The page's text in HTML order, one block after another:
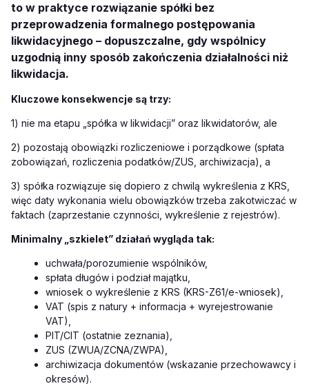
to w praktyce rozwiązanie spółki bez
przeprowadzenia formalnego postępowania
likwidacyjnego – dopuszczalne, gdy wspólnicy
uzgodnią inny sposób zakończenia działalności niż
likwidacja.
Kluczowe konsekwencje są trzy:
1) nie ma etapu „spółka w likwidacji” oraz likwidatorów, ale
2) pozostają obowiązki rozliczeniowe i porządkowe (spłata
zobowiązań, rozliczenia podatków/ZUS, archiwizacja), a
3) spółka rozwiązuje się dopiero z chwilą wykreślenia z KRS,
więc daty wykonania wielu obowiązków trzeba zakotwiczać w
faktach (zaprzestanie czynności, wykreślenie z rejestrów).
Minimalny „szkielet” działań wygląda tak:
uchwała/porozumienie wspólników,
spłata długów i podział majątku,
wniosek o wykreślenie z KRS (KRS-Z61/e-wniosek),
VAT (spis z natury + informacja + wyrejestrowanie
VAT),
PIT/CIT (ostatnie zeznania),
ZUS (ZWUA/ZCNA/ZWPA),
archiwizacja dokumentów (wskazanie przechowawcy i
okresów).